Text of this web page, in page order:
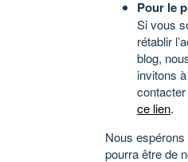
Pour le
Si vous
rétablir
blog,
invitons
ce lien.
Nous
pourra être de